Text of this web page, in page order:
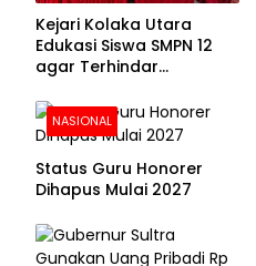
Kejari Kolaka Utara
Edukasi Siswa SMPN 12
agar Terhindar
NASIONAL
Status Guru Honorer
Dihapus Mulai 2027